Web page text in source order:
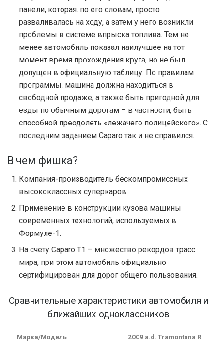
панели, которая, по его словам, просто
разваливалась на ходу, а затем у него возникли
проблемы в системе впрыска топлива. Тем не
менее автомобиль показал наилучшее на тот
момент время прохождения круга, но не был
допущен в официальную таблицу. По правилам
программы, машина должна находиться в
свободной продаже, а также быть пригодной для
езды по обычным дорогам – в частности, быть
способной преодолеть «лежачего полицейского». С
последним заданием Caparo так и не справился.
В чем фишка?
Компания-производитель бескомпромиссных
высококлассных суперкаров.
Применение в конструкции кузова машины
современных технологий, используемых в
Формуле-1.
На счету Caparo T1 – множество рекордов трасс
мира, при этом автомобиль официально
сертифицирован для дорог общего пользования.
Сравнительные характеристики автомобиля и
ближайших одноклассников
Марка/Модель 2009 a.d. Tramontana R